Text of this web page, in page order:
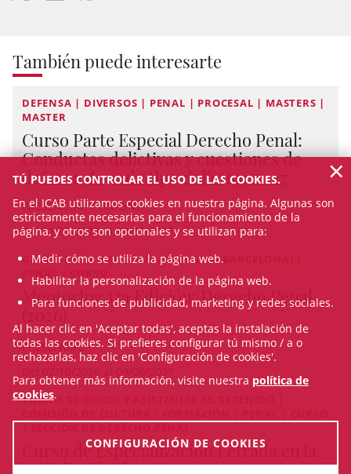
También puede interesarte
DEFENSA | DIVERSOS | PENAL | PROCESAL | MASTERS |
MASTER
Curso Parte Especial Derecho Penal:
Conductas delictivas y cuestiones de
defensa de cada tipo delictivo 2027
PRESENCIAL Y ON-LINE
Del 11/03/2027 al 08/07/2027
GRUPO DE LA ABOGACÍA JOVEN (GAJ BARCELONA) |
PENAL | CURSO
Mentoring 13a Edición: Derecho Penal
(2026)
PRESENCIAL
TURNO DE OFICIO Y ASISTENCIA AL DETENIDO |
Curso de Especialización Letrada en la
Jurisdicción de Menores (2026) - De
TÚ PUEDES CONTROLAR EL USO DE LAS COOKIES.
En el ICAB utilizamos cookies en nuestra página. Algunas son
estrictamente necesarias para el funcionamiento de la
página, y otros son opcionales y se utilizan para:
Medir cómo se utiliza la página web.
Habilitar la personalización de la página web.
Para funciones de publicidad, marketing y redes sociales.
Al hacer clic en 'Aceptar todas', aceptas la instalación de
todas las cookies. Si prefieres configurar tú mismo / a o
rechazarlas, haz clic en 'Configuración de cookies'.
Para obtener más información, visite nuestra política de
cookies.
CONFIGURACIÓN DE COOKIES
×